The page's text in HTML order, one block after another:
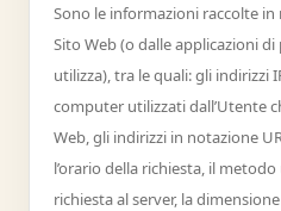
Sono le informazioni raccolte
Sito Web (o dalle applicazioni
utilizza), tra le quali: gli indirizzi
computer utilizzati dall’Utente
Web, gli indirizzi in notazione
l’orario della richiesta, il
richiesta al server, la